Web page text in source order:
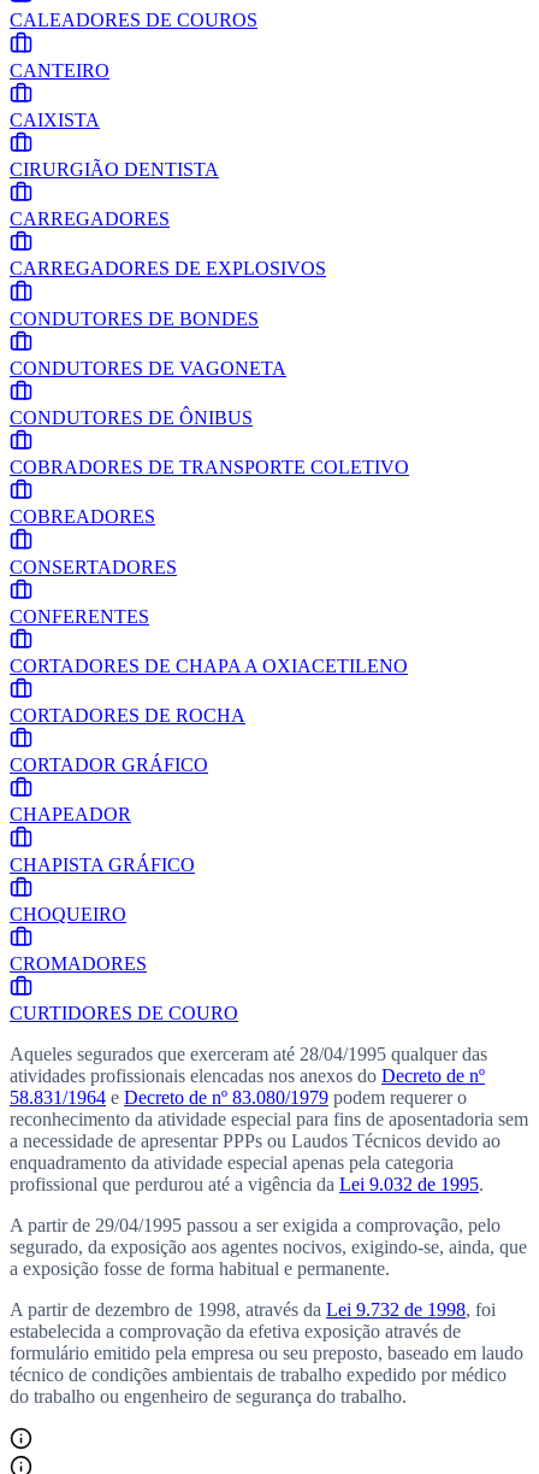
CALEADORES DE COUROS
CANTEIRO
CAIXISTA
CIRURGIÃO DENTISTA
CARREGADORES
CARREGADORES DE EXPLOSIVOS
CONDUTORES DE BONDES
CONDUTORES DE VAGONETA
CONDUTORES DE ÔNIBUS
COBRADORES DE TRANSPORTE COLETIVO
COBREADORES
CONSERTADORES
CONFERENTES
CORTADORES DE CHAPA A OXIACETILENO
CORTADORES DE ROCHA
CORTADOR GRÁFICO
CHAPEADOR
CHAPISTA GRÁFICO
CHOQUEIRO
CROMADORES
CURTIDORES DE COURO
Aqueles segurados que exerceram até 28/04/1995 qualquer das
atividades profissionais elencadas nos anexos do Decreto de nº
58.831/1964 e Decreto de nº 83.080/1979 podem requerer o
reconhecimento da atividade especial para fins de aposentadoria sem
a necessidade de apresentar PPPs ou Laudos Técnicos devido ao
enquadramento da atividade especial apenas pela categoria
profissional que perdurou até a vigência da Lei 9.032 de 1995.
A partir de 29/04/1995 passou a ser exigida a comprovação, pelo
segurado, da exposição aos agentes nocivos, exigindo-se, ainda, que
a exposição fosse de forma habitual e permanente.
A partir de dezembro de 1998, através da Lei 9.732 de 1998, foi
estabelecida a comprovação da efetiva exposição através de
formulário emitido pela empresa ou seu preposto, baseado em laudo
técnico de condições ambientais de trabalho expedido por médico
do trabalho ou engenheiro de segurança do trabalho.